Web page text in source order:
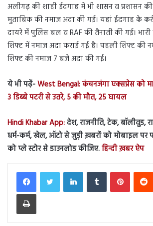
अलीगढ़ की शाही ईदगाह में भी शासन व प्रशासन
मुताबिक की नमाज अदा की गई। यहां ईदगाह के
दायरे में पुलिस बल व RAF की तैनाती की गई।
शिफ्ट में नमाज अदा कराई गई है। पहली शिफ्ट की
शिफ्ट की नमाज 7 बजे अदा की गई।
ये भी पढ़ें-West Bengal: कंचनजंगा एक्सप्रेस को
3 डिब्बे पटरी से उतरे, 5 की मौत, 25 घायल
Hindi Khabar App:देश, राजनीति, टेक, बॉलीवुड,
धर्म-कर्म, खेल, ऑटो से जुड़ी ख़बरों को मोबाइल पर
को प्ले स्टोर से डाउनलोड कीजिए.हिन्दी ख़बर ऐप
LinkedInTumblr Pinterest
Print